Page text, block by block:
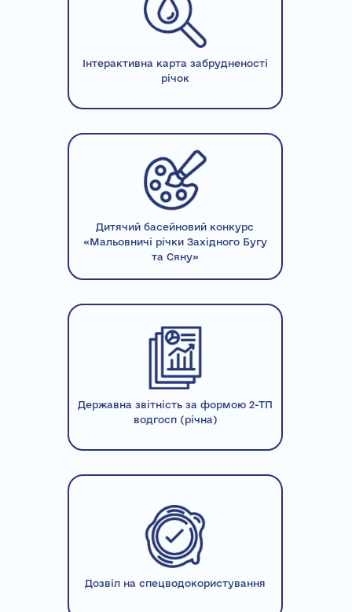
Інтерактивна карта забрудненості
річок
Дитячий басейновий конкурс
«Мальовничі річки Західного Бугу
та Сяну»
Державна звітність за формою 2-ТП
водгосп (річна)
Дозвіл на спецводокористування